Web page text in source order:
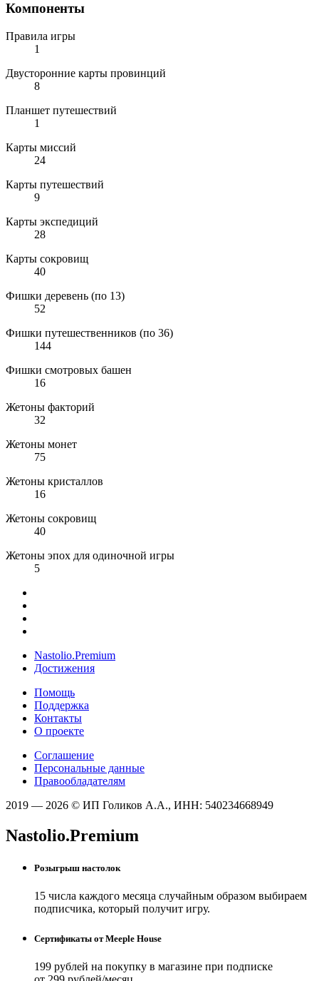
Компоненты
Правила игры
1
Двусторонние карты провинций
8
Планшет путешествий
1
Карты миссий
24
Карты путешествий
9
Карты экспедиций
28
Карты сокровищ
40
Фишки деревень (по 13)
52
Фишки путешественников (по 36)
144
Фишки смотровых башен
16
Жетоны факторий
32
Жетоны монет
75
Жетоны кристаллов
16
Жетоны сокровищ
40
Жетоны эпох для одиночной игры
5
Nastolio.Premium
Достижения
Помощь
Поддержка
Контакты
О проекте
Соглашение
Персональные данные
Правообладателям
2019 — 2026 © ИП Голиков А.А., ИНН: 540234668949
Nastolio.Premium
Розыгрыш настолок
15 числа каждого месяца случайным образом выбираем
подписчика, который получит игру.
Сертификаты от Meeple House
199 рублей на покупку в магазине при подписке